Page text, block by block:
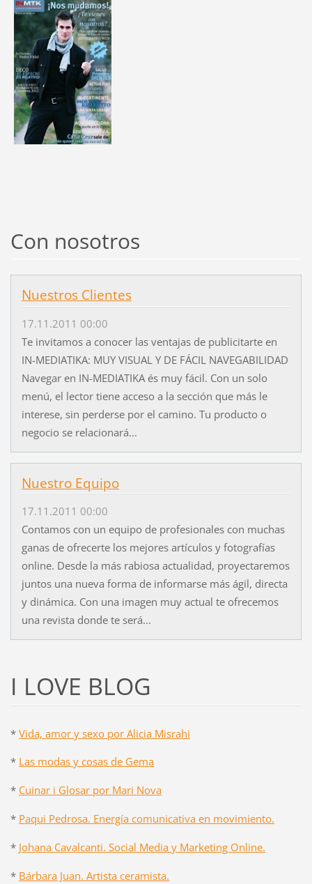
Con nosotros
Nuestros Clientes
17.11.2011 00:00
Te invitamos a conocer las ventajas de publicitarte en
IN-MEDIATIKA: MUY VISUAL Y DE FÁCIL NAVEGABILIDAD
Navegar en IN-MEDIATIKA és muy fácil. Con un solo
menú, el lector tiene acceso a la sección que más le
interese, sin perderse por el camino. Tu producto o
negocio se relacionará...
Nuestro Equipo
17.11.2011 00:00
Contamos con un equipo de profesionales con muchas
ganas de ofrecerte los mejores artículos y fotografías
online. Desde la más rabiosa actualidad, proyectaremos
juntos una nueva forma de informarse más ágil, directa
y dinámica. Con una imagen muy actual te ofrecemos
una revista donde te será...
I LOVE BLOG
* Vida, amor y sexo por Alicia Misrahi
* Las modas y cosas de Gema
* Cuinar i Glosar por Mari Nova
* Paqui Pedrosa. Energía comunicativa en movimiento.
* Johana Cavalcanti. Social Media y Marketing Online.
* Bárbara Juan. Artista ceramista.